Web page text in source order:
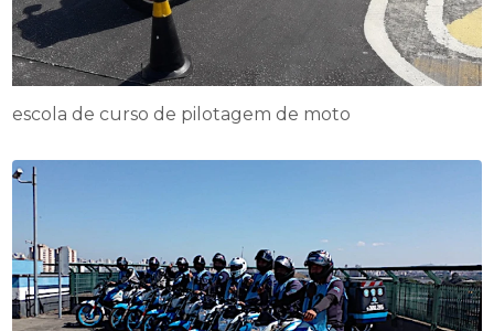
escola de curso de pilotagem de moto